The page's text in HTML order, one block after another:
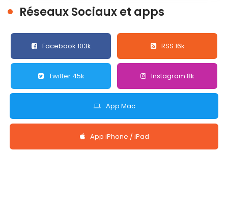
Réseaux Sociaux et apps
Facebook 103k RSS 16k
Twitter 45k Instagram 8k
App Mac
App iPhone / iPad